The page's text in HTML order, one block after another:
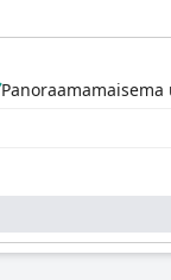
Panoraamamaisema